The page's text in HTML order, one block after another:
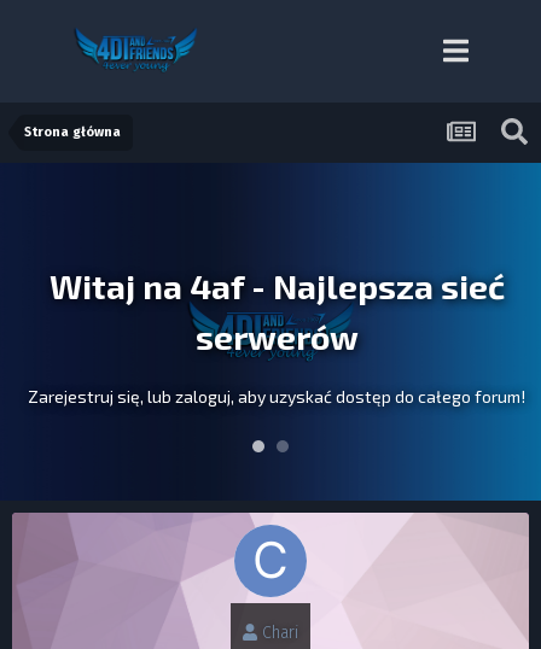
Strona główna
Witaj na 4af - Najlepsza sieć
serwerów
Zarejestruj się, lub zaloguj, aby uzyskać dostęp do całego forum!
Chari